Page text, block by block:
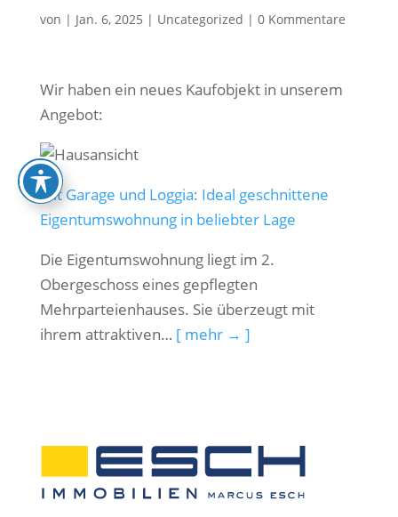
von | Jan. 6, 2025 | Uncategorized | 0 Kommentare
Wir haben ein neues Kaufobjekt in unserem
Angebot:
Mit Garage und Loggia: Ideal geschnittene
Eigentumswohnung in beliebter Lage
Die Eigentumswohnung liegt im 2.
Obergeschoss eines gepflegten
Mehrparteienhauses. Sie überzeugt mit
ihrem attraktiven… [ mehr → ]